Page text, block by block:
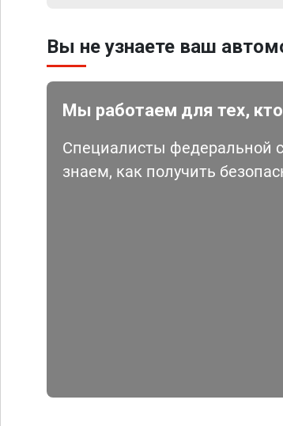
Вы не узнаете ваш
Мы работаем для тех,
Специалисты федеральной
знаем, как получить